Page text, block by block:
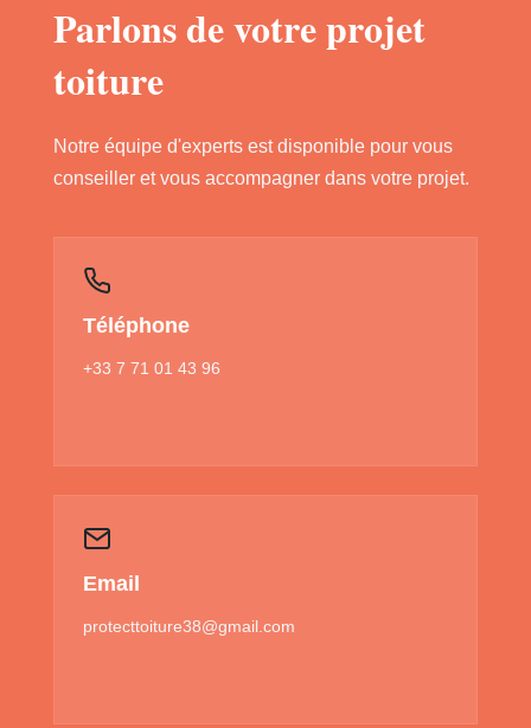
Parlons de votre projet
toiture
Notre équipe d'experts est disponible pour vous
conseiller et vous accompagner dans votre projet.
Téléphone
+33 7 71 01 43 96
Email
protecttoiture38@gmail.com